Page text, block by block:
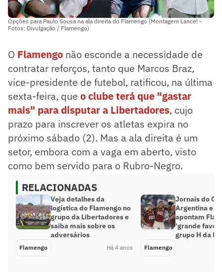
Opções para Paulo Sousa na ala direita do Flamengo (Montagem Lance! -
Fotos: Divulgação / Flamengo)
O Flamengo não esconde a necessidade de
contratar reforços, tanto que Marcos Braz,
vice-presidente de futebol, ratificou, na última
sexta-feira, que o clube terá que "gastar
mais" para disputar a Libertadores, cujo
prazo para inscrever os atletas expira no
próximo sábado (2). Mas a ala direita é um
setor, embora com a vaga em aberto, visto
como bem servido para o Rubro-Negro.
RELACIONADAS
Veja detalhes da
logística do Flamengo no
grupo da Libertadores e
saiba mais sobre os
adversários
Flamengo Há 4 anos
Jornais do
Argentina e
apontam
‘grande
grupo H da
Flamengo